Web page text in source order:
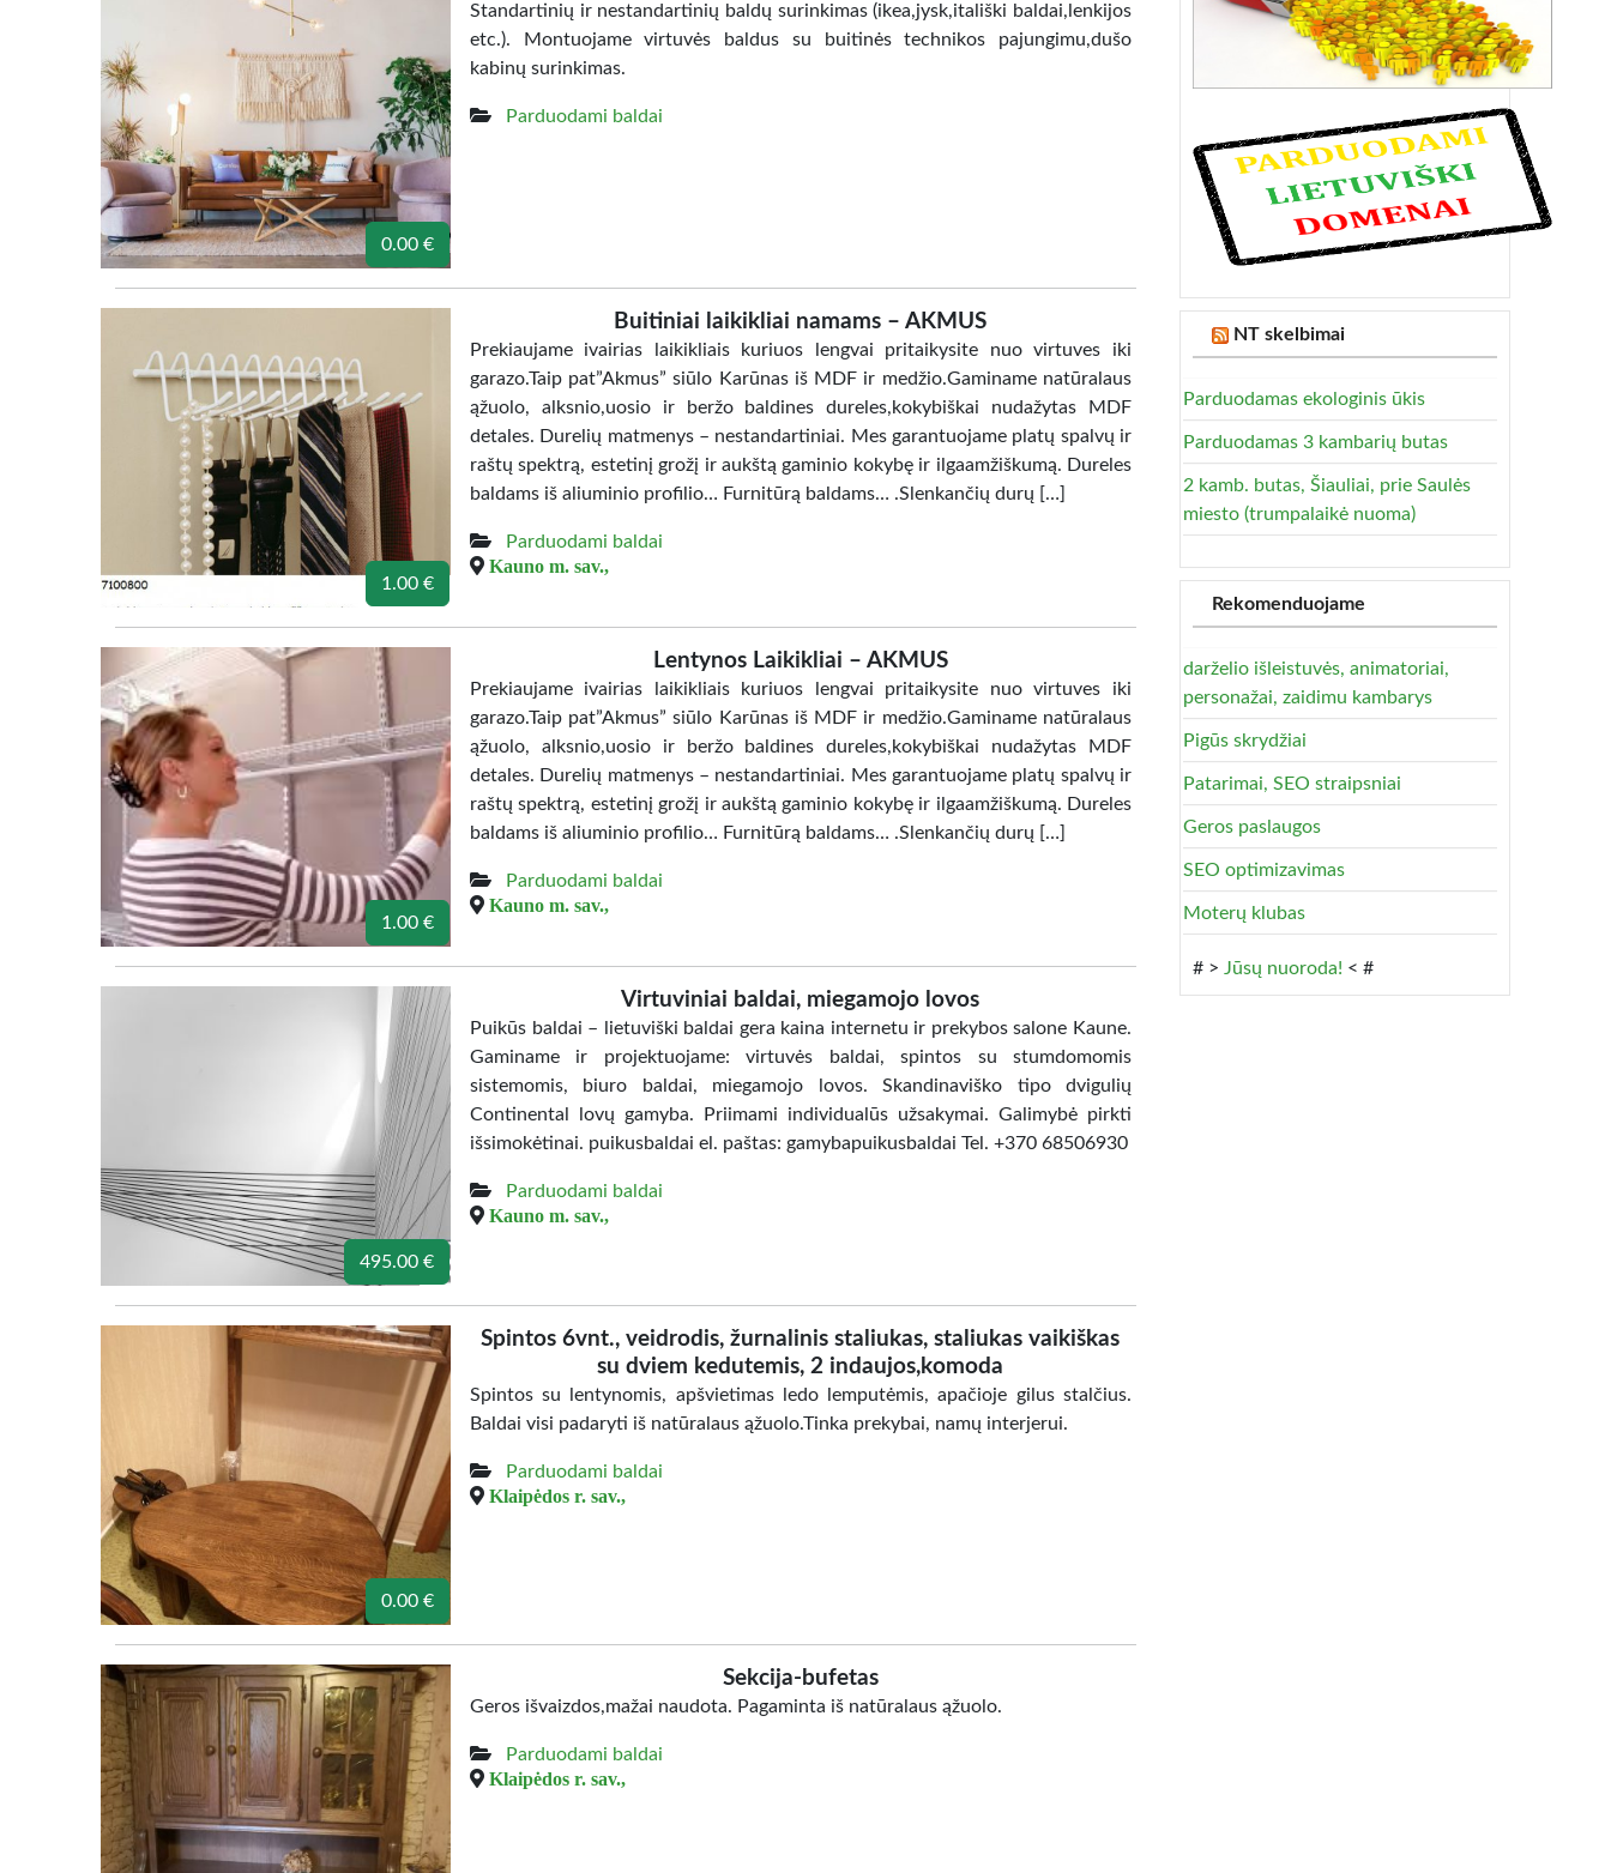
0.00 €
Standartinių ir nestandartinių baldų surinkimas (ikea,jysk,itališki baldai,lenkijos
etc.). Montuojame virtuvės baldus su buitinės technikos pajungimu,dušo
kabinų surinkimas.
Parduodami baldai
1.00 €
Buitiniai laikikliai namams – AKMUS
Prekiaujame ivairias laikikliais kuriuos lengvai pritaikysite nuo virtuves iki
garazo.Taip pat”Akmus” siūlo Karūnas iš MDF ir medžio.Gaminame natūralaus
ąžuolo, alksnio,uosio ir beržo baldines dureles,kokybiškai nudažytas MDF
detales. Durelių matmenys – nestandartiniai. Mes garantuojame platų spalvų ir
raštų spektrą, estetinį grožį ir aukštą gaminio kokybę ir ilgaamžiškumą. Dureles
baldams iš aliuminio profilio… Furnitūrą baldams… .Slenkančių durų […]
Parduodami baldai
Kauno m. sav.,
1.00 €
Lentynos Laikikliai – AKMUS
Prekiaujame ivairias laikikliais kuriuos lengvai pritaikysite nuo virtuves iki
garazo.Taip pat”Akmus” siūlo Karūnas iš MDF ir medžio.Gaminame natūralaus
ąžuolo, alksnio,uosio ir beržo baldines dureles,kokybiškai nudažytas MDF
detales. Durelių matmenys – nestandartiniai. Mes garantuojame platų spalvų ir
raštų spektrą, estetinį grožį ir aukštą gaminio kokybę ir ilgaamžiškumą. Dureles
baldams iš aliuminio profilio… Furnitūrą baldams… .Slenkančių durų […]
Parduodami baldai
Kauno m. sav.,
495.00 €
Virtuviniai baldai, miegamojo lovos
Puikūs baldai – lietuviški baldai gera kaina internetu ir prekybos salone Kaune.
Gaminame ir projektuojame: virtuvės baldai, spintos su stumdomomis
sistemomis, biuro baldai, miegamojo lovos. Skandinaviško tipo dvigulių
Continental lovų gamyba. Priimami individualūs užsakymai. Galimybė pirkti
išsimokėtinai. puikusbaldai el. paštas: gamybapuikusbaldai Tel. +370 68506930
Parduodami baldai
Kauno m. sav.,
0.00 €
Spintos 6vnt., veidrodis, žurnalinis staliukas, staliukas vaikiškas
su dviem kedutemis, 2 indaujos,komoda
Spintos su lentynomis, apšvietimas ledo lemputėmis, apačioje gilus stalčius.
Baldai visi padaryti iš natūralaus ąžuolo.Tinka prekybai, namų interjerui.
Parduodami baldai
Klaipėdos r. sav.,
Sekcija-bufetas
Geros išvaizdos,mažai naudota. Pagaminta iš natūralaus ąžuolo.
Parduodami baldai
Klaipėdos r. sav.,
NT skelbimai
Parduodamas ekologinis ūkis
Parduodamas 3 kambarių butas
2 kamb. butas, Šiauliai, prie Saulės
miesto (trumpalaikė nuoma)
Rekomenduojame
darželio išleistuvės, animatoriai,
personažai, zaidimu kambarys
Pigūs skrydžiai
Patarimai, SEO straipsniai
Geros paslaugos
SEO optimizavimas
Moterų klubas
# > Jūsų nuoroda! < #